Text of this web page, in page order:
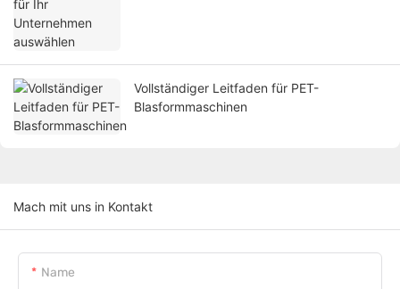
Vollständiger Leitfaden für PET-
Blasformmaschinen
Mach mit uns in Kontakt
Name